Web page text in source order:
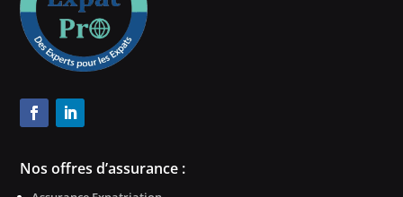
Nos offres d’assurance :